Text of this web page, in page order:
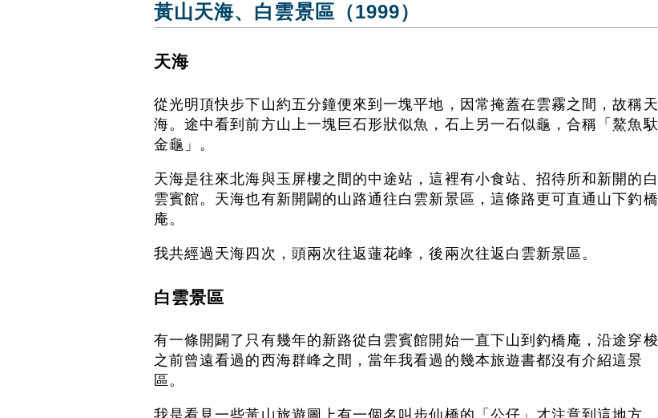
黃山天海、白雲景區（1999）
天海
從光明頂快步下山約五分鐘便來到一塊平地，因常掩蓋在雲霧之間，故稱天
海。途中看到前方山上一塊巨石形狀似魚，石上另一石似龜，合稱「鰲魚馱
金龜」。
天海是往來北海與玉屏樓之間的中途站，這裡有小食站、招待所和新開的白
雲賓館。天海也有新開闢的山路通往白雲新景區，這條路更可直通山下釣橋
庵。
我共經過天海四次，頭兩次往返蓮花峰，後兩次往返白雲新景區。
白雲景區
有一條開闢了只有幾年的新路從白雲賓館開始一直下山到釣橋庵，沿途穿梭
之前曾遠看過的西海群峰之間，當年我看過的幾本旅遊書都沒有介紹這景
區。